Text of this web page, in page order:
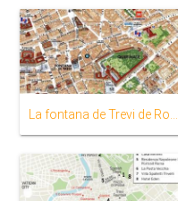
La fontana de Trevi de Roma mapa